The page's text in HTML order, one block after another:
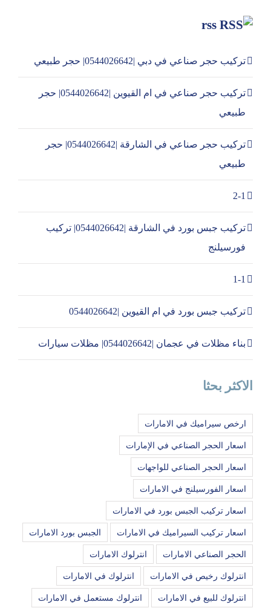
rss
تركيب حجر صناعي في دبي |0544026642| حجر طبيعي
تركيب حجر صناعي في ام القيوين |0544026642| حجر
طبيعي
تركيب حجر صناعي في الشارقة |0544026642| حجر
طبيعي
2-1
تركيب جبس بورد في الشارقة |0544026642| تركيب
فورسيلنج
1-1
تركيب جبس بورد في ام القيوين |0544026642
بناء مظلات في عجمان |0544026642| مظلات سيارات
الاكثر بحثا
ارخص سيراميك في الامارات
اسعار الحجر الصناعي في الإمارات
اسعار الحجر الصناعي للواجهات
اسعار الفورسيلنج في الامارات
اسعار تركيب الجبس بورد في الامارات
اسعار تركيب السيراميك في الامارات الجبس بورد الامارات
الحجر الصناعي الامارات انترلوك الامارات
انترلوك رخيص في الامارات انترلوك في الامارات
انترلوك للبيع في الامارات انترلوك مستعمل في الامارات